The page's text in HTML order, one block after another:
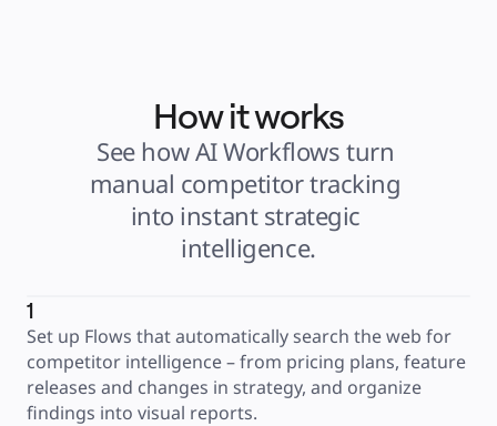
How it works
See how AI Workflows turn
manual competitor tracking
into instant strategic
intelligence.
1
Set up Flows that automatically search the web for
competitor intelligence – from pricing plans, feature
releases and changes in strategy, and organize
findings into visual reports.